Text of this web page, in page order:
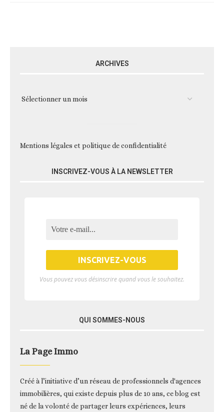
ARCHIVES
Mentions légales et politique de confidentialité
INSCRIVEZ-VOUS À LA NEWSLETTER
Vous pouvez vous désinscrire quand vous le souhaitez.
QUI SOMMES-NOUS
La Page Immo
Créé à l’initiative d’un réseau de professionnels d'agences
immobilières, qui existe depuis plus de 10 ans, ce blog est
né de la volonté de partager leurs expériences, leurs